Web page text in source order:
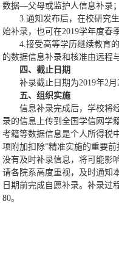
数据—父母或监护人信息补录；
3.通知发布后，在校研究
始补录，也可在2019学年度春
4.接受高等学历继续教育
的数据信息补录和核准由远程
四、截止日期
补录截止日期为2019年2月
五、组织实施
信息补录完成后，学校将
录的信息上传到全国学信网学
考籍等数据信息是个人所得税
项附加扣除”精准实施的重要
没有及时补录信息，将可能影
请各院系高度重视，及时通知
日期前完成自愿补录。补录过
80。
学生
远程与
网络与